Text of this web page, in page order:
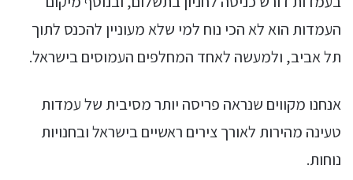
העמדות הוא לא הכי נוח למי שלא מעוניין להכנס לתוך
תל אביב, ולמעשה לאחד המחלפים העמוסים בישראל.
אנחנו מקווים שנראה פריסה יותר מסיבית של עמדות
טעינה מהירות לאורך צירים ראשיים בישראל ובחנויות
נוחות.